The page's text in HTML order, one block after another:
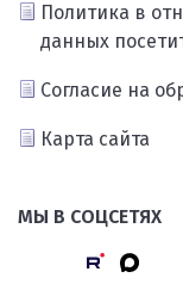
Политика в
данных
Согласие на
Карта сайта
МЫ В СОЦСЕТЯХ